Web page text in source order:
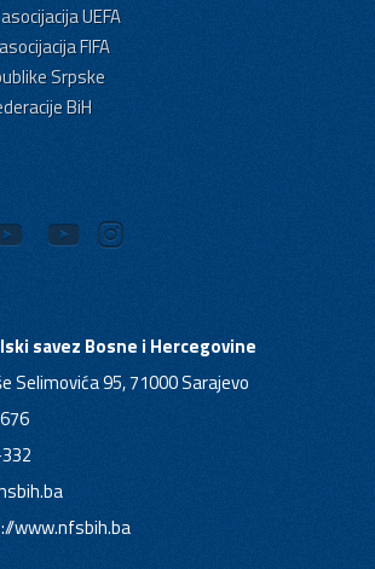
UEFA
FIFA
Srpske
BiH
savez Bosne i Hercegovine
Selimovića 95, 71000 Sarajevo
www.nfsbih.ba